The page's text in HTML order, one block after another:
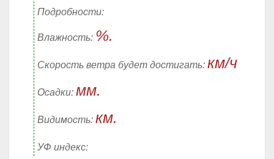
Подробности:
Влажность: %.
Скорость ветра будет достигать: км/ч
Осадки: мм.
Видимость: км.
УФ индекс: